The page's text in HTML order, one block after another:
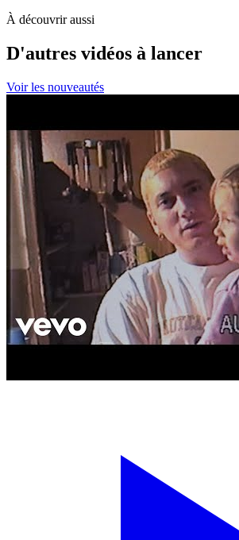
À découvrir aussi
D'autres vidéos à lancer
Voir les nouveautés